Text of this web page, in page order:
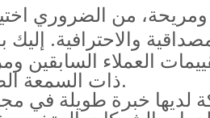
من الضروري
العملاء السابقين
ذات السمعة الطيبة والتقييمات الإيجابية غالباً ما تقدم خدمات ممتازة.
لديها خبرة طويلة في